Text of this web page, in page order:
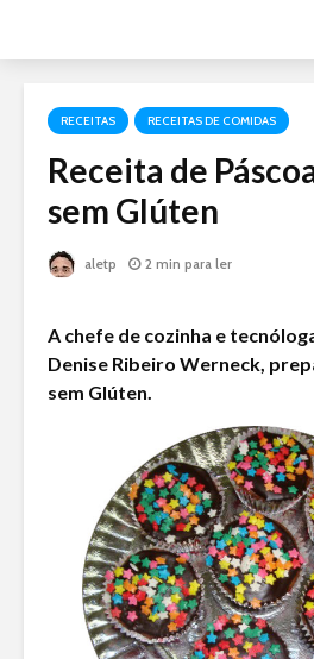
RECEITAS RECEITAS DE COMIDAS
Receita de
sem Glúten
aletp 2 min para ler
A chefe de cozinha e
Denise Ribeiro Werneck,
sem Glúten.